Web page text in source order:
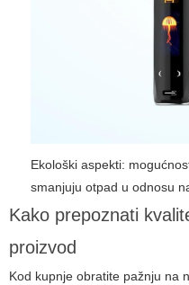
Ekološki aspekti:
smanjuju otpad u odnosu
Kako prepoznati
proizvod
Kod kupnje obratite pažnju na